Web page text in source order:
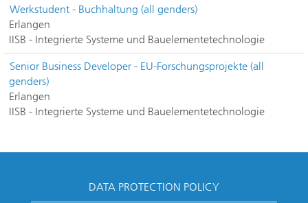
Werkstudent - Buchhaltung (all genders)
Erlangen
IISB - Integrierte Systeme und Bauelementetechnologie
Senior Business Developer - EU-Forschungsprojekte (all
genders)
Erlangen
IISB - Integrierte Systeme und Bauelementetechnologie
DATA PROTECTION POLICY